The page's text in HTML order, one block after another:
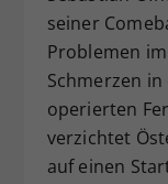
seiner
Problemen
Schmerzen
operierten
verzichtet
auf einen
Zweck